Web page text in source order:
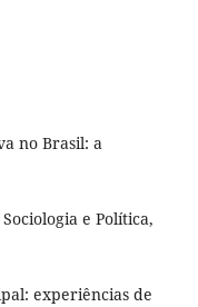
no Brasil: a
e Política,
experiências de